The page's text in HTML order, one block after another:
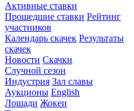
Активные ставки
Прошедшие ставки Рейтинг
участников
Календарь скачек Результаты
скачек
Новости Скачки
Случной сезон
Индустрия Зал славы
Аукционы English
Лошади Жокеи